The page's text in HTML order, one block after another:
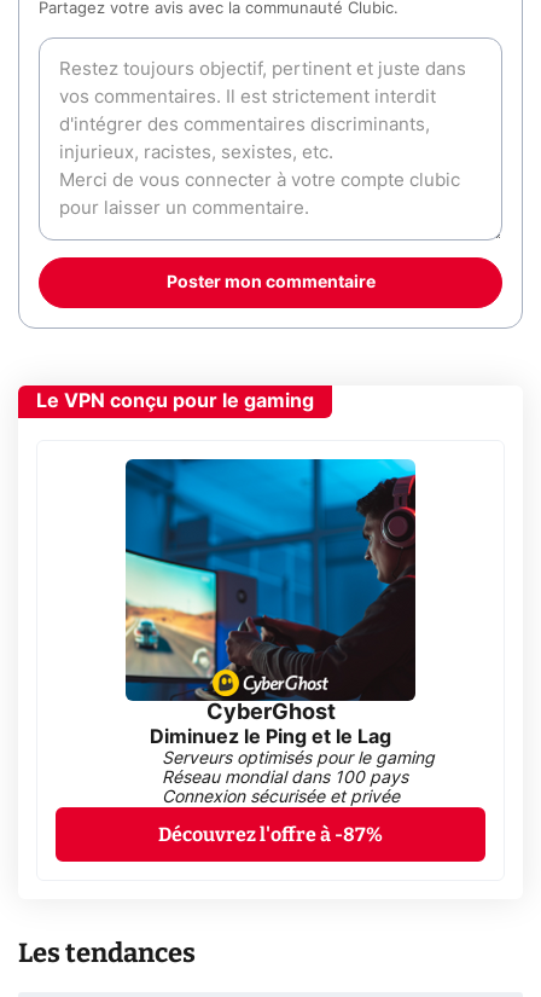
Partagez votre avis avec la communauté Clubic.
Poster mon commentaire
Le VPN conçu pour le gaming
CyberGhost
Diminuez le Ping et le Lag
Serveurs optimisés pour le gaming
Réseau mondial dans 100 pays
Connexion sécurisée et privée
Découvrez l'offre à -87%
Les tendances